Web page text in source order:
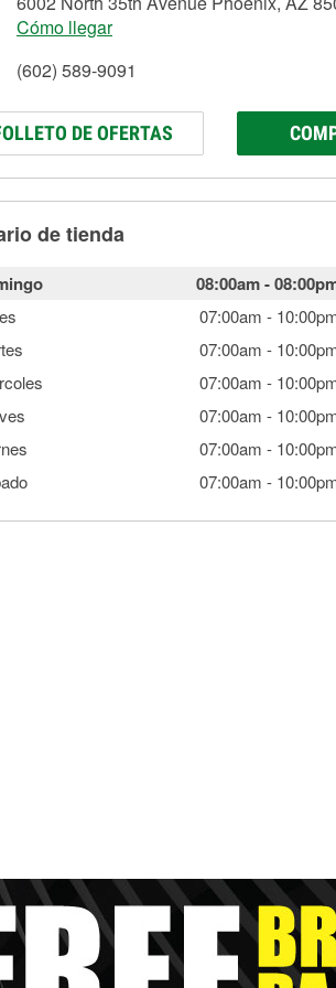
Cómo llegar
(602) 589-9091
DE OFERTAS
de tienda
08:00am-
07:00am -
07:00am -
07:00am -
07:00am -
07:00am -
07:00am -